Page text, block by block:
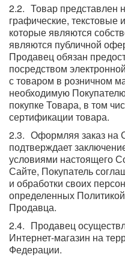
Товар представлен
графические,
которые являются
являются публичной
Продавец обязан
посредством
с товаром в розничном
необходимую
покупке Товара, в том
сертификации товара.
Оформляя заказ на
подтверждает
условиями настоящего
Сайте, Покупатель
и обработки своих
определенных
Продавца.
Продавец
Интернет-магазин на
Федерации.